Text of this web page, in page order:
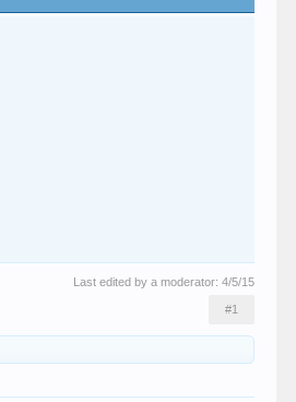
Last edited by a moderator: 4/5/15
#1